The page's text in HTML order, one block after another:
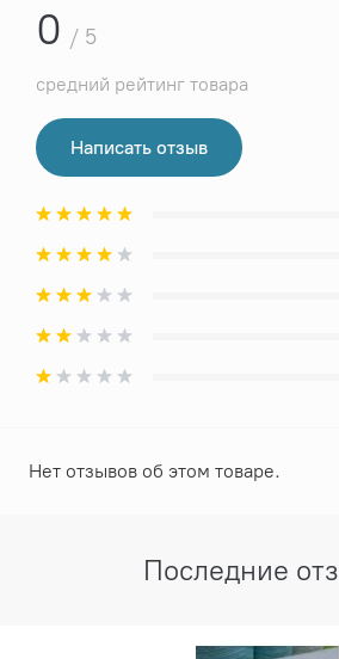
0 / 5
средний рейтинг товара
Написать отзыв
Нет отзывов об этом товаре.
Последние